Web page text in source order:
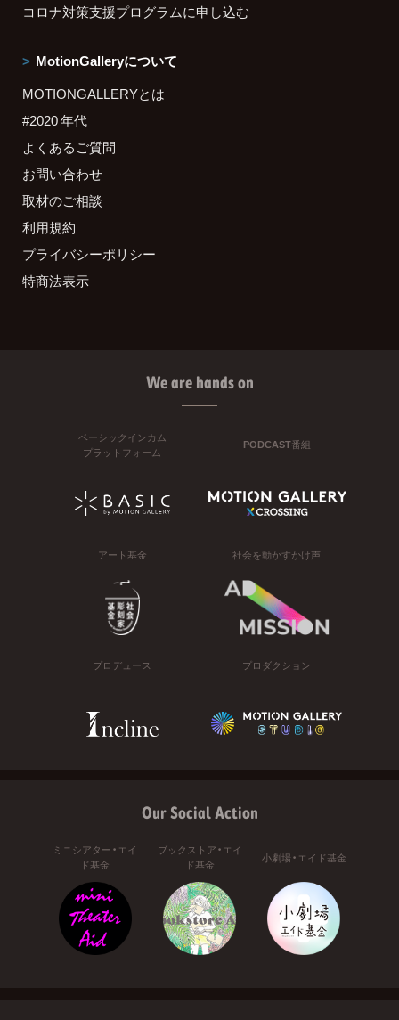
コロナ対策支援プログラムに申し込む
MotionGalleryについて
MOTIONGALLERYとは
#2020 年代
よくあるご質問
お問い合わせ
取材のご相談
利用規約
プライバシーポリシー
特商法表示
We are hands on
ベーシックインカム
プラットフォーム
PODCAST番組
アート基金 社会を動かすかけ声
プロデュース プロダクション
Our Social Action
ミニシアター・エイ
ド基金
ブックストア・エイ
ド基金
小劇場・エイド基金